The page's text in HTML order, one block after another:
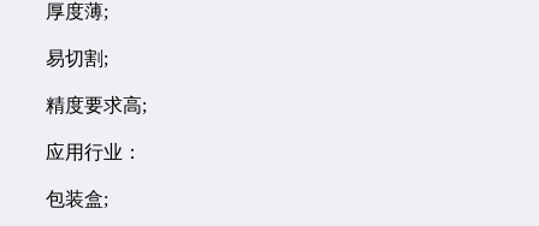
厚度薄;
易切割;
精度要求高;
应用行业：
包装盒;